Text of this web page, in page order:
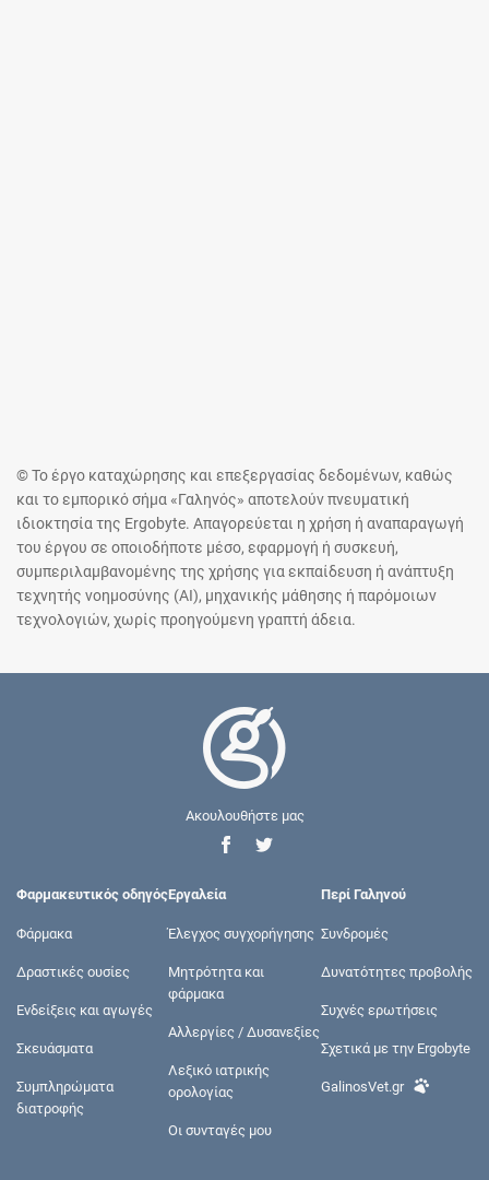
© Το έργο καταχώρησης και επεξεργασίας δεδομένων, καθώς
και το εμπορικό σήμα «Γαληνός» αποτελούν πνευματική
ιδιοκτησία της Ergobyte. Απαγορεύεται η χρήση ή αναπαραγωγή
του έργου σε οποιοδήποτε μέσο, εφαρμογή ή συσκευή,
συμπεριλαμβανομένης της χρήσης για εκπαίδευση ή ανάπτυξη
τεχνητής νοημοσύνης (AI), μηχανικής μάθησης ή παρόμοιων
τεχνολογιών, χωρίς προηγούμενη γραπτή άδεια.
Ακουλουθήστε μας
Φαρμακευτικός οδηγός
Φάρμακα
Δραστικές ουσίες
Ενδείξεις και αγωγές
Σκευάσματα
Συμπληρώματα
διατροφής
Εργαλεία
Έλεγχος συγχορήγησης
Μητρότητα και
φάρμακα
Αλλεργίες / Δυσανεξίες
Λεξικό ιατρικής
ορολογίας
Οι συνταγές μου
Περί Γαληνού
Συνδρομές
Δυνατότητες προβολής
Συχνές ερωτήσεις
Σχετικά με την Ergobyte
GalinosVet.gr